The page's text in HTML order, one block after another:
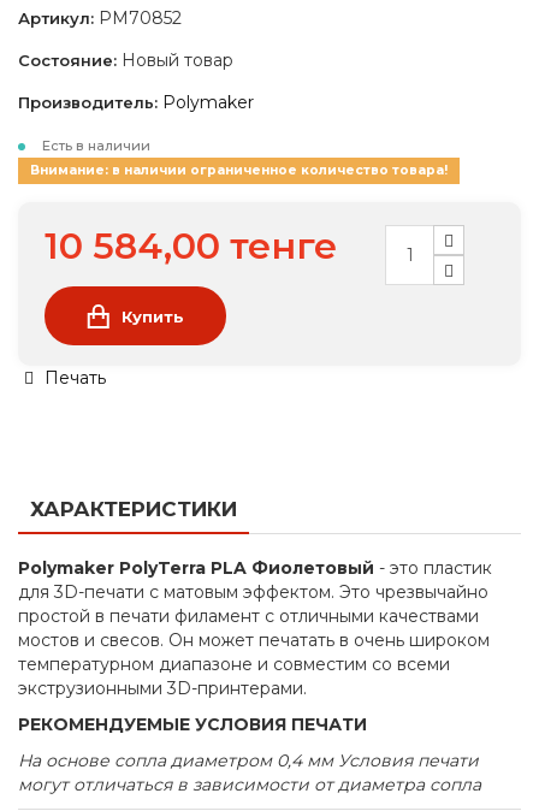
Артикул: PM70852
Состояние: Новый товар
Производитель: Polymaker
Есть в наличии
Внимание: в наличии ограниченное количество товара!
10 584,00 тенге
Купить
Печать
ХАРАКТЕРИСТИКИ
Polymaker PolyTerra PLA Фиолетовый - это пластик
для 3D-печати с матовым эффектом. Это чрезвычайно
простой в печати филамент с отличными качествами
мостов и свесов. Он может печатать в очень широком
температурном диапазоне и совместим со всеми
экструзионными 3D-принтерами.
РЕКОМЕНДУЕМЫЕ УСЛОВИЯ ПЕЧАТИ
На основе сопла диаметром 0,4 мм Условия печати
могут отличаться в зависимости от диаметра сопла